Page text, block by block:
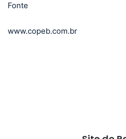
Fonte
www.copeb.com.br